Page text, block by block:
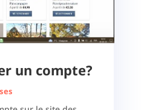
un compte?